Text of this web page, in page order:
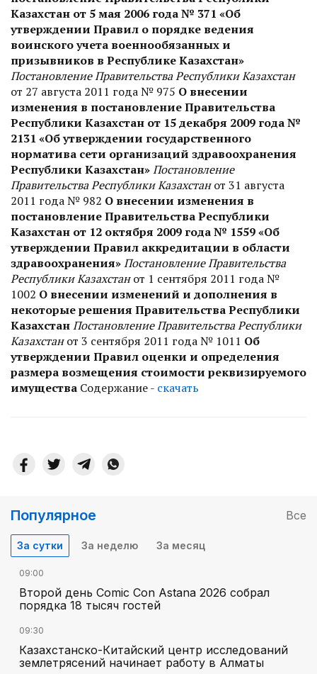
Казахстан от 5 мая 2006 года № 371 «Об
утверждении Правил о порядке ведения
воинского учета военнообязанных и
призывников в Республике Казахстан»
Постановление Правительства Республики Казахстан
от 27 августа 2011 года № 975 О внесении
изменения в постановление Правительства
Республики Казахстан от 15 декабря 2009 года №
2131 «Об утверждении государственного
норматива сети организаций здравоохранения
Республики Казахстан»Постановление
Правительства Республики Казахстанот 31 августа
2011 года № 982 О внесении изменения в
постановление Правительства Республики
Казахстан от 12 октября 2009 года № 1559 «Об
утверждении Правил аккредитации в области
здравоохранения»Постановление Правительства
Республики Казахстанот 1 сентября 2011 года №
1002 О внесении изменений и дополнения в
некоторые решения Правительства Республики
КазахстанПостановление Правительства Республики
Казахстанот 3 сентября 2011 года № 1011 Об
утверждении Правил оценки и определения
размера возмещения стоимости реквизируемого
имущества Содержание - скачать
Популярное Все
За сутки За неделю За месяц
09:00
Второй день Comic Con Astana 2026 собрал
порядка 18 тысяч гостей
09:30
Казахстанско-Китайский центр исследований
землетрясений начинает работу в Алматы